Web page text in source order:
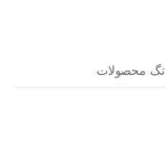
تگ محصولات